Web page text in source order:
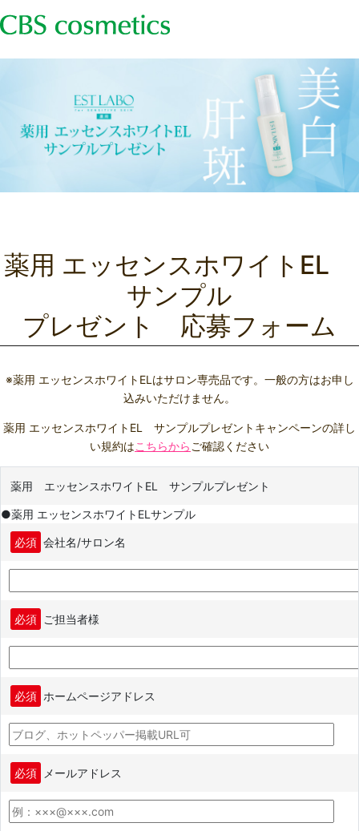
薬用 エッセンスホワイトEL
サンプル
プレゼント 応募フォーム
※薬用 エッセンスホワイトELはサロン専売品です。一般の方はお申し
込みいただけません。
薬用 エッセンスホワイトEL サンプルプレゼントキャンペーンの詳し
い規約はこちらから ご確認ください
薬用 エッセンスホワイトEL サンプルプレゼント
●薬用 エッセンスホワイトELサンプル
必須 会社名/サロン名
必須 ご担当者様
必須 ホームページアドレス
必須 メールアドレス